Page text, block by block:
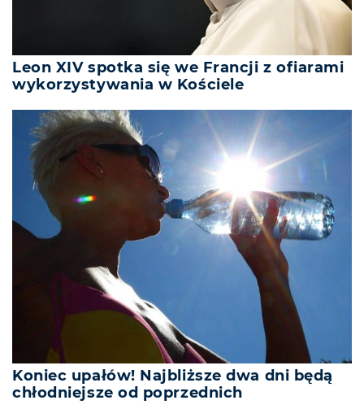
Leon XIV spotka się we Francji z ofiarami
wykorzystywania w Kościele
Koniec upałów! Najbliższe dwa dni będą
chłodniejsze od poprzednich